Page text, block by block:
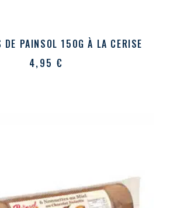
DE PAINSOL 150G À LA CERISE
4,95 €